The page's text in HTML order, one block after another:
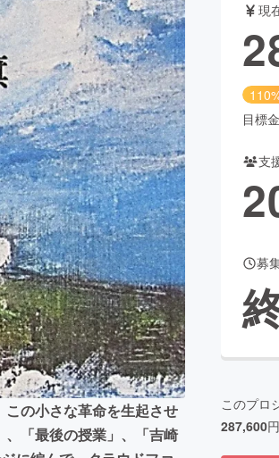
舞台・パフォーマン
開発 フード・飲食店
アニメ・漫画
ビューティー・ヘル
for Social GoodCAMPFIRE Creation
ふるさと納税machi-yaコミュニティ
の小さな革命を生起させ
「最後の授業」、「吉崎
現
目標
支
募
このプロ
287,600